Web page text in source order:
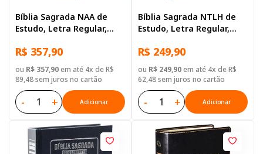
Bíblia Sagrada NAA de
Estudo, Letra Regular,
Gigante, Capa Couro
Sintético Azul
R$ 357,90
ou R$ 357,90em até 4x de R$
89,48 sem juros no cartão
- + Adicionar
Bíblia Sagrada NTLH de
Estudo, Letra Regular,
Gigante, Capa Couro
Sintético Azul
R$ 249,90
ou R$ 249,90em até 4x de R$
62,48 sem juros no cartão
- + Adicionar